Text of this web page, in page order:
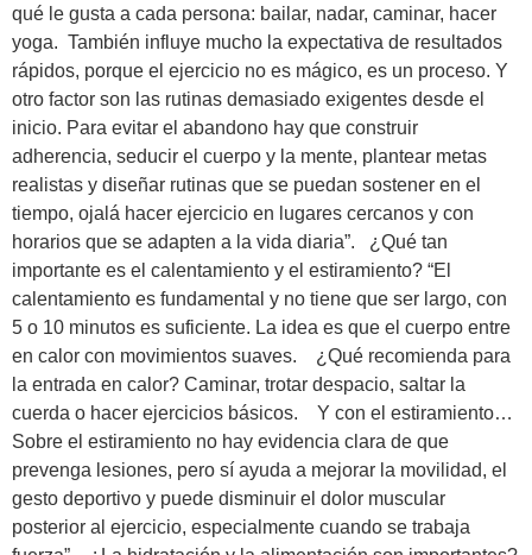
qué le gusta a cada persona: bailar, nadar, caminar, hacer
yoga. También influye mucho la expectativa de resultados
rápidos, porque el ejercicio no es mágico, es un proceso. Y
otro factor son las rutinas demasiado exigentes desde el
inicio. Para evitar el abandono hay que construir
adherencia, seducir el cuerpo y la mente, plantear metas
realistas y diseñar rutinas que se puedan sostener en el
tiempo, ojalá hacer ejercicio en lugares cercanos y con
horarios que se adapten a la vida diaria”. ¿Qué tan
importante es el calentamiento y el estiramiento? “El
calentamiento es fundamental y no tiene que ser largo, con
5 o 10 minutos es suficiente. La idea es que el cuerpo entre
en calor con movimientos suaves. ¿Qué recomienda para
la entrada en calor? Caminar, trotar despacio, saltar la
cuerda o hacer ejercicios básicos. Y con el estiramiento…
Sobre el estiramiento no hay evidencia clara de que
prevenga lesiones, pero sí ayuda a mejorar la movilidad, el
gesto deportivo y puede disminuir el dolor muscular
posterior al ejercicio, especialmente cuando se trabaja